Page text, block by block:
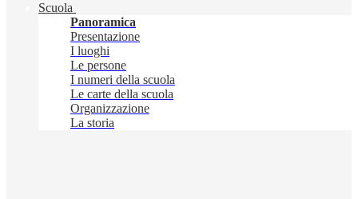
Scuola
Panoramica
Presentazione
I luoghi
Le persone
I numeri della scuola
Le carte della scuola
Organizzazione
La storia